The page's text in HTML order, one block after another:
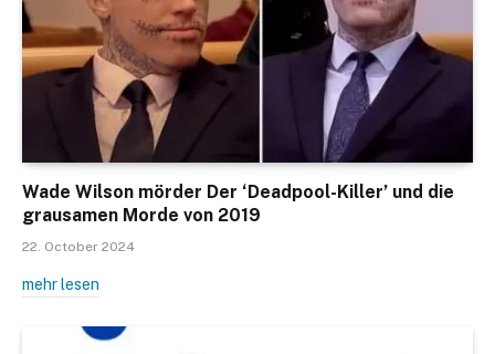
Wade Wilson mörder Der ‘Deadpool-Killer’ und die
grausamen Morde von 2019
22. October 2024
mehr lesen